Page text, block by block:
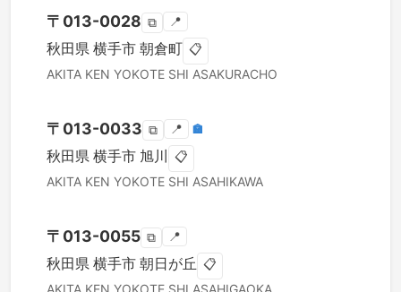
〒 013-0028 ⧉ 📍
秋田県 横手市 朝倉町 📋
AKITA KEN YOKOTE SHI ASAKURACHO
〒 013-0033 ⧉ 📍 🏣
秋田県 横手市 旭川 📋
AKITA KEN YOKOTE SHI ASAHIKAWA
〒 013-0055 ⧉ 📍
秋田県 横手市 朝日が丘 📋
AKITA KEN YOKOTE SHI ASAHIGAOKA